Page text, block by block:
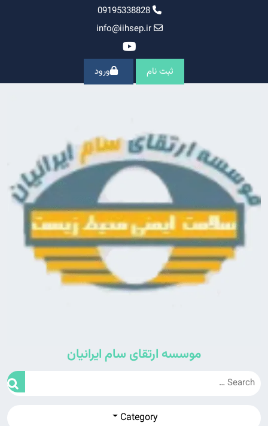
09195338828
info@iihsep.ir
ثبت نام ورود
موسسه ارتقای سام ایرانیان
Category